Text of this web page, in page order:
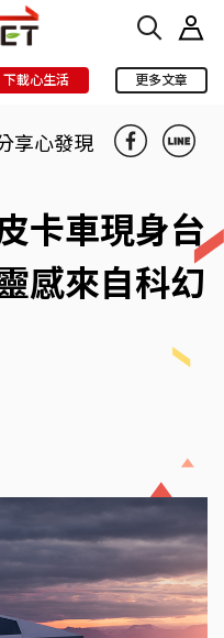
下載心生活 更多文章
享心發現
卡車現身台
感來自科幻